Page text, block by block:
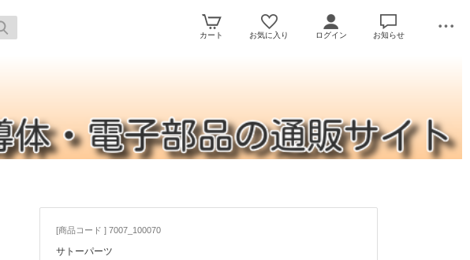
カート お気に入り ログイン お知らせ
[商品コード ] 7007_100070
サトーパーツ